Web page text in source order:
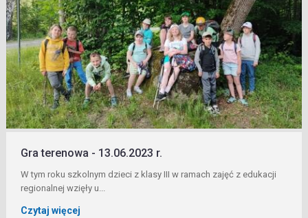
Gra terenowa - 13.06.2023 r.
W tym roku szkolnym dzieci z klasy III w ramach zajęć z edukacji
regionalnej wzięły u...
Czytaj więcej